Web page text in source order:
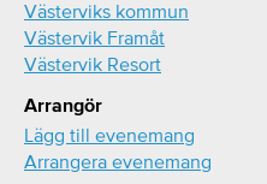
Västerviks kommun
Västervik Framåt
Västervik Resort
Arrangör
Lägg till evenemang
Arrangera evenemang